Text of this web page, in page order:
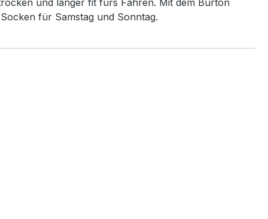
und länger fit fürs Fahren. Mit dem Burton
für Samstag und Sonntag.